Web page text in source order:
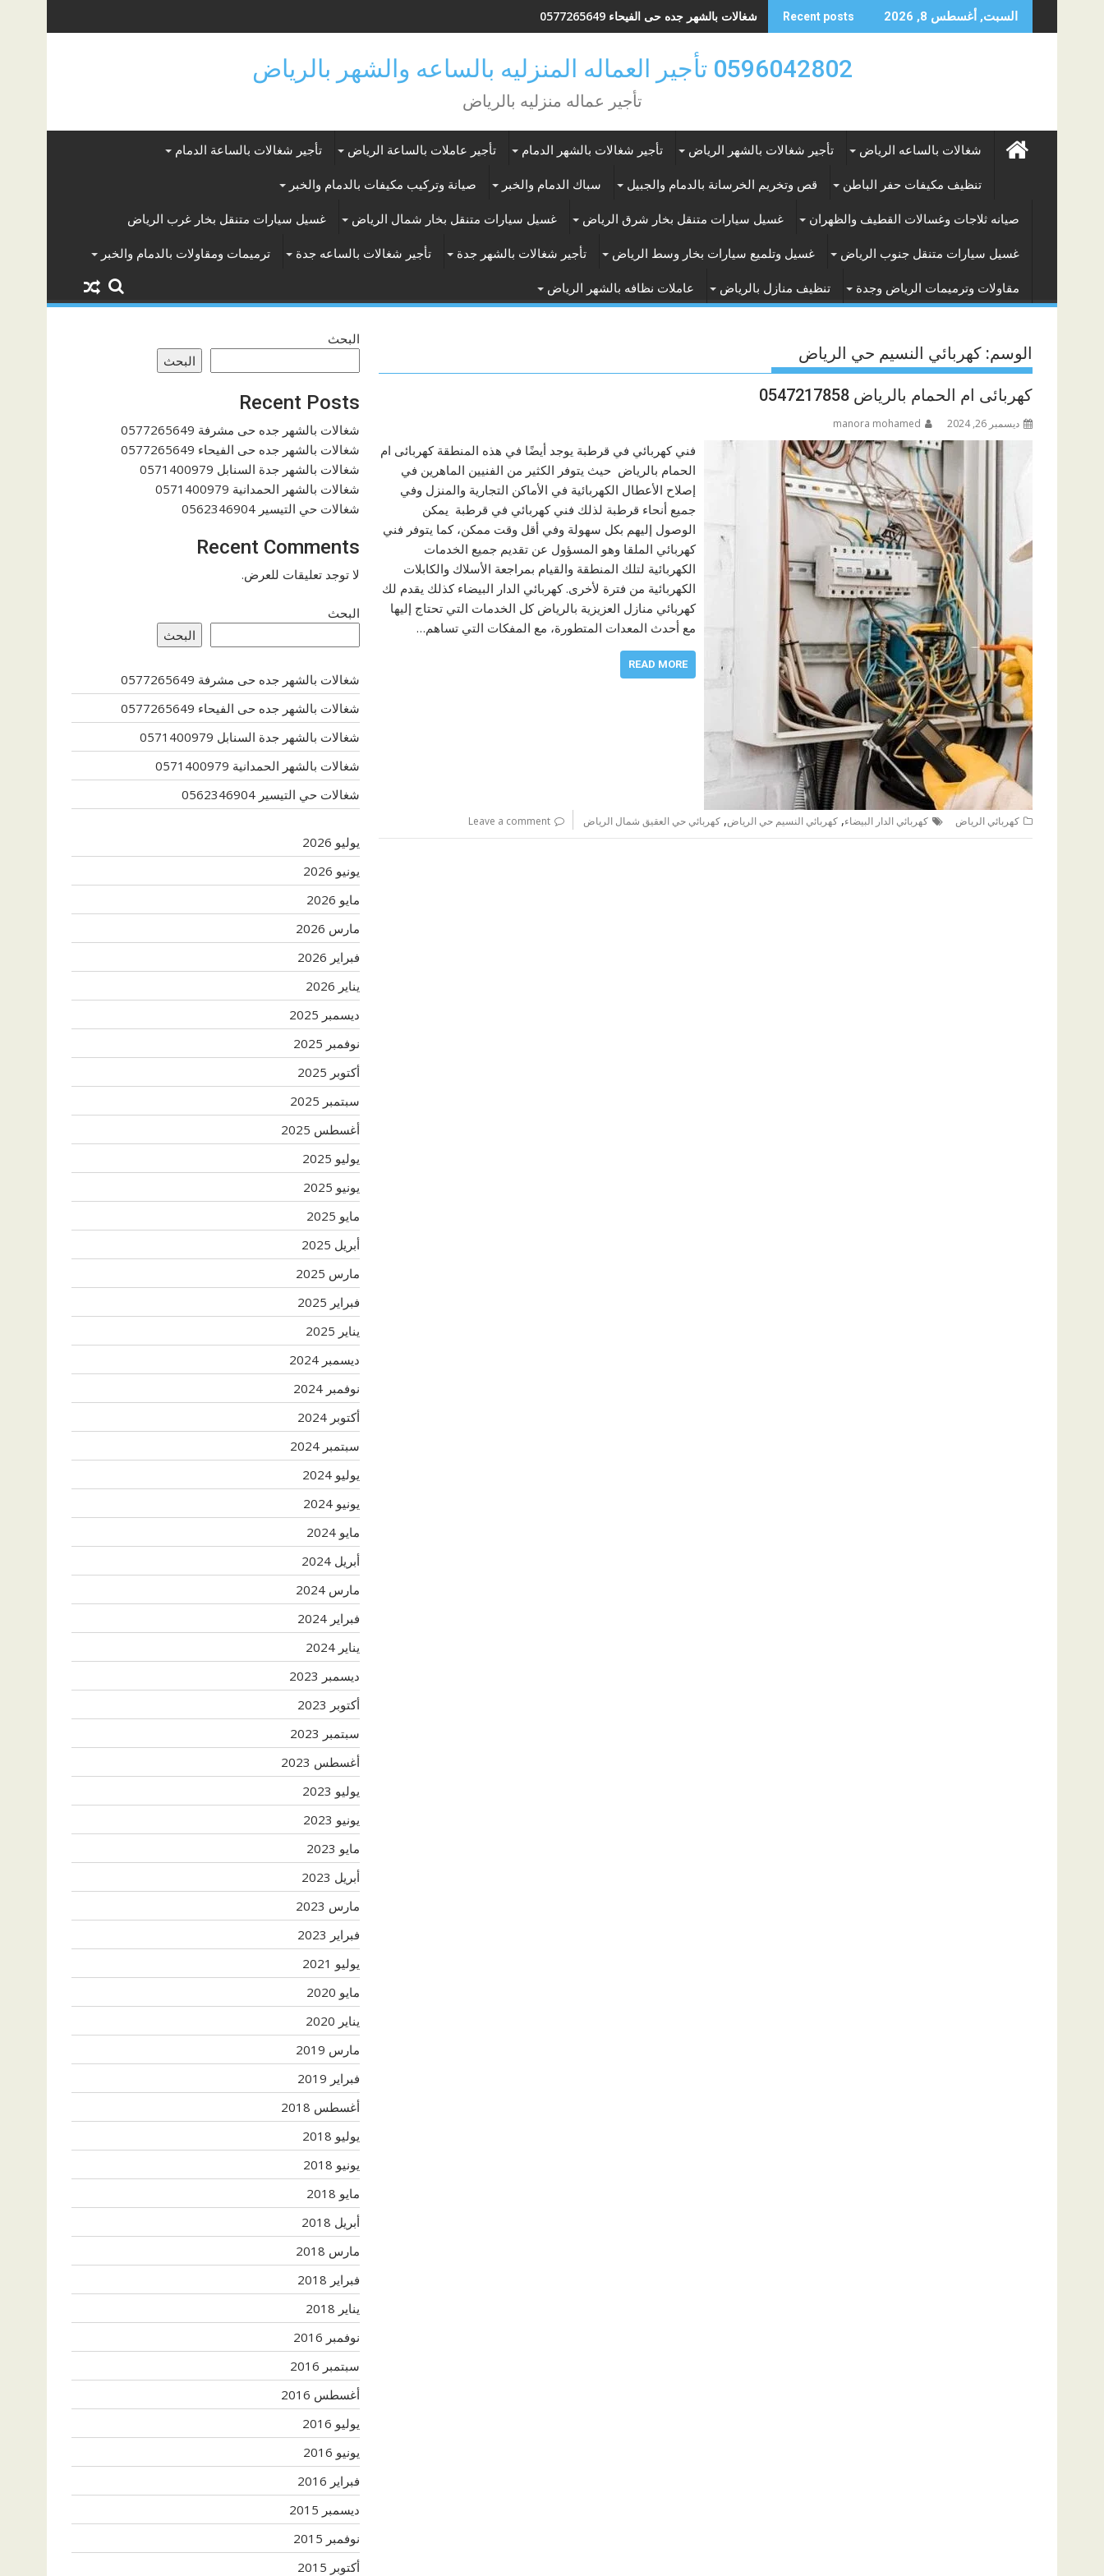
to
السبت, أغسطس 8, 2026 Recent posts شغالات بالشهر جده حى الفيحاء 0577265649
0596042802 تأجير العماله المنزليه بالساعه والشهر بالرياض
تأجير عماله منزليه بالرياض
شغالات بالساعه الرياض تأجير شغالات بالشهر الرياض تأجير شغالات بالشهر الدمام تأجير عاملات بالساعة الرياض تأجير شغالات بالساعة الدمام
تنظيف مكيفات حفر الباطن قص وتخريم الخرسانة بالدمام والجبيل سباك الدمام والخبر صيانة وتركيب مكيفات بالدمام والخبر
صيانه ثلاجات وغسالات القطيف والظهران غسيل سيارات متنقل بخار شرق الرياض غسيل سيارات متنقل بخار شمال الرياض غسيل سيارات متنقل بخار غرب الرياض
غسيل سيارات متنقل جنوب الرياض غسيل وتلميع سيارات بخار وسط الرياض تأجير شغالات بالشهر جدة تأجير شغالات بالساعه جدة ترميمات ومقاولات بالدمام والخبر
مقاولات وترميمات الرياض وجدة تنظيف منازل بالرياض عاملات نظافه بالشهر الرياض
الوسم: كهربائي النسيم حي الرياض
كهربائى ام الحمام بالرياض 0547217858
ديسمبر 26, 2024 manora mohamed
فني كهربائي في قرطبة يوجد أيضًا في هذه المنطقة كهربائى ام
الحمام بالرياض حيث يتوفر الكثير من الفنيين الماهرين في
إصلاح الأعطال الكهربائية في الأماكن التجارية والمنزل وفي
جميع أنحاء قرطبة لذلك فني كهربائي في قرطبة يمكن
الوصول إليهم بكل سهولة وفي أقل وقت ممكن، كما يتوفر فني
كهربائي الملقا وهو المسؤول عن تقديم جميع الخدمات
الكهربائية لتلك المنطقة والقيام بمراجعة الأسلاك والكابلات
الكهربائية من فترة لأخرى. كهربائي الدار البيضاء كذلك يقدم لك
كهربائي منازل العزيزية بالرياض كل الخدمات التي تحتاج إليها
مع أحدث المعدات المتطورة، مع المفكات التي تساهم…
READ MORE
كهربائي الرياض كهربائي الدار البيضاء, كهربائي النسيم حي الرياض, كهربائي حي العقيق شمال الرياض Leave a comment
البحث
البحث
Recent Posts
شغالات بالشهر جده حى مشرفة 0577265649
شغالات بالشهر جده حى الفيحاء 0577265649
شغالات بالشهر جدة السنابل 0571400979
شغالات بالشهر الحمدانية 0571400979
شغالات حي التيسير 0562346904
Recent Comments
لا توجد تعليقات للعرض.
البحث
البحث
شغالات بالشهر جده حى مشرفة 0577265649
شغالات بالشهر جده حى الفيحاء 0577265649
شغالات بالشهر جدة السنابل 0571400979
شغالات بالشهر الحمدانية 0571400979
شغالات حي التيسير 0562346904
يوليو 2026
يونيو 2026
مايو 2026
مارس 2026
فبراير 2026
يناير 2026
ديسمبر 2025
نوفمبر 2025
أكتوبر 2025
سبتمبر 2025
أغسطس 2025
يوليو 2025
يونيو 2025
مايو 2025
أبريل 2025
مارس 2025
فبراير 2025
يناير 2025
ديسمبر 2024
نوفمبر 2024
أكتوبر 2024
سبتمبر 2024
يوليو 2024
يونيو 2024
مايو 2024
أبريل 2024
مارس 2024
فبراير 2024
يناير 2024
ديسمبر 2023
أكتوبر 2023
سبتمبر 2023
أغسطس 2023
يوليو 2023
يونيو 2023
مايو 2023
أبريل 2023
مارس 2023
فبراير 2023
يوليو 2021
مايو 2020
يناير 2020
مارس 2019
فبراير 2019
أغسطس 2018
يوليو 2018
يونيو 2018
مايو 2018
أبريل 2018
مارس 2018
فبراير 2018
يناير 2018
نوفمبر 2016
سبتمبر 2016
أغسطس 2016
يوليو 2016
يونيو 2016
فبراير 2016
ديسمبر 2015
نوفمبر 2015
أكتوبر 2015